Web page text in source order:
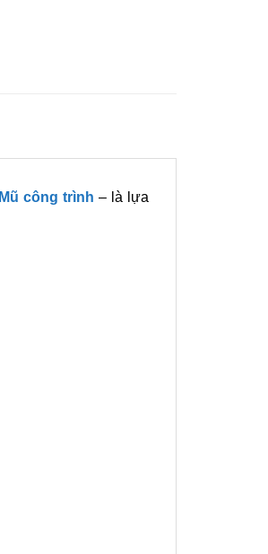
Mũ công trình – là lựa